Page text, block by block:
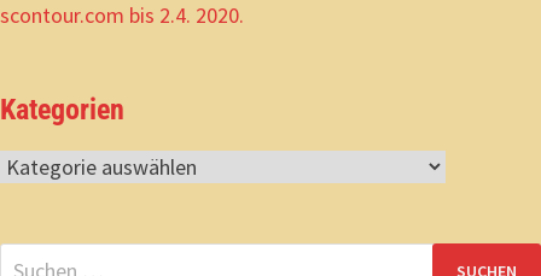
scontour.com bis 2.4. 2020.
Kategorien
Kategorien
Suchen